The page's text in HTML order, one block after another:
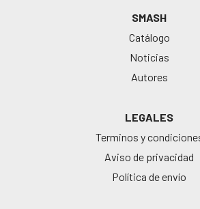
SMASH
Catálogo
Noticias
Autores
LEGALES
Terminos y
Aviso de privacidad
Política de envío